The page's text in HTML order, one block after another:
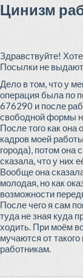
Цинизм
Здравствуйте!
Посылки не
Дело в том, что у
операция была по
676290 и после
свободной формы
После того как она
кадров моей
города), потом она
сказала, что у них
Вообще она
молодая, но как
возможности
После чего я сам
туда не зная куда
ходить. При моём
мучаются от
работникам.